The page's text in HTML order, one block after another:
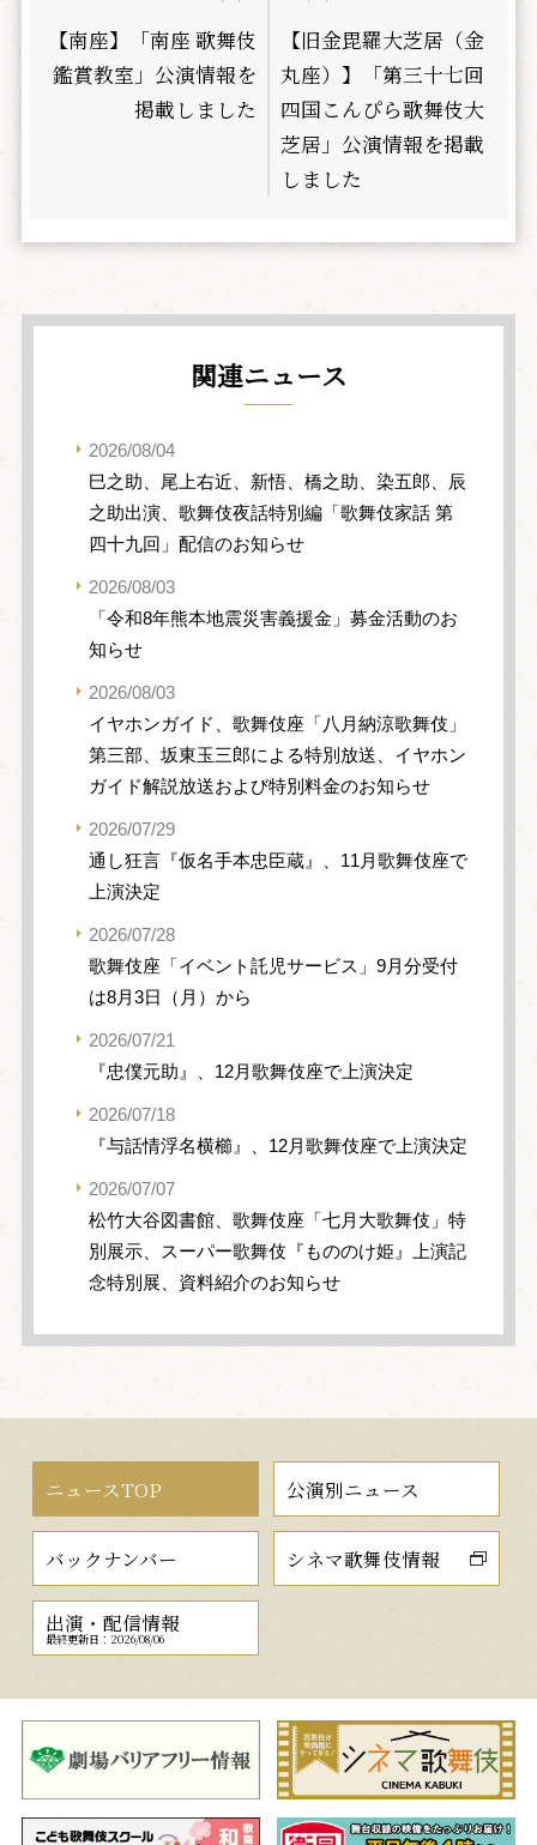
【南座】「南座 歌舞伎
鑑賞教室」公演情報を
掲載しました
【旧金毘羅大芝居（金
丸座）】「第三十七回
四国こんぴら歌舞伎大
芝居」公演情報を掲載
しました
関連ニュース
2026/08/04
巳之助、尾上右近、新悟、橋之助、染五郎、辰
之助出演、歌舞伎夜話特別編「歌舞伎家話 第
四十九回」配信のお知らせ
2026/08/03
「令和8年熊本地震災害義援金」募金活動のお
知らせ
2026/08/03
イヤホンガイド、歌舞伎座「八月納涼歌舞伎」
第三部、坂東玉三郎による特別放送、イヤホン
ガイド解説放送および特別料金のお知らせ
2026/07/29
通し狂言『仮名手本忠臣蔵』、11月歌舞伎座で
上演決定
2026/07/28
歌舞伎座「イベント託児サービス」9月分受付
は8月3日（月）から
2026/07/21
『忠僕元助』、12月歌舞伎座で上演決定
2026/07/18
『与話情浮名横櫛』、12月歌舞伎座で上演決定
2026/07/07
松竹大谷図書館、歌舞伎座「七月大歌舞伎」特
別展示、スーパー歌舞伎『もののけ姫』上演記
念特別展、資料紹介のお知らせ
ニュースTOP 公演別ニュース
バックナンバー シネマ歌舞伎情報
出演・配信情報
最終更新日：2026/08/06